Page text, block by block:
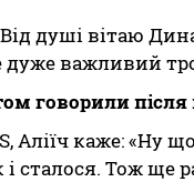
душі вітаю
важливий
говорили
каже: «Ну що
і сталося. Тож